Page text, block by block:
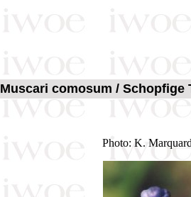
Muscari comosum / Schopfige
Photo: K.